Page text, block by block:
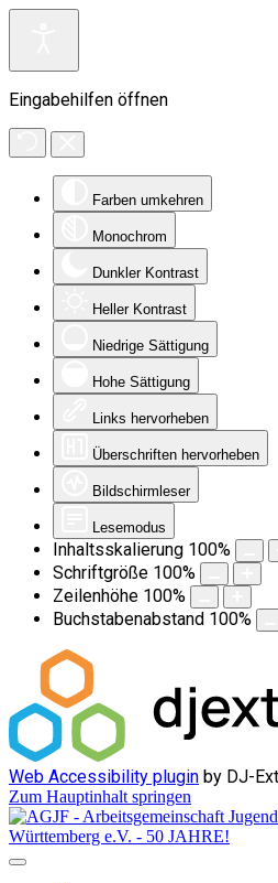
Eingabehilfen öffnen
Farben umkehren
Monochrom
Dunkler Kontrast
Heller Kontrast
Niedrige Sättigung
Hohe Sättigung
Links hervorheben
Überschriften hervorheben
Bildschirmleser
Lesemodus
Inhaltsskalierung 100%
Schriftgröße 100%
Zeilenhöhe 100%
Buchstabenabstand 100%
Web Accessibility plugin by DJ-
Zum Hauptinhalt springen